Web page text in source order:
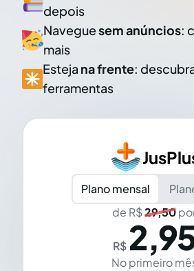
depois
Naveguesem anúncios:
mais
Esteja na frente:
ferramentas
Plano mensal
de R$29,50
R$
No primeiro